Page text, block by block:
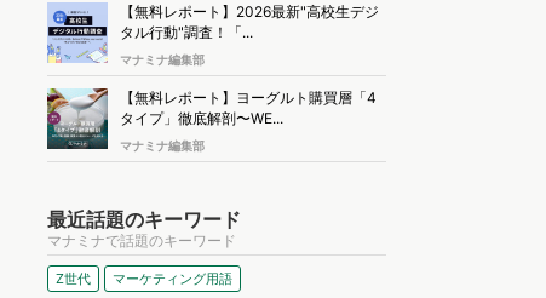
【無料レポート】2026最新"高校生デジ
タル行動"調査！「...
マナミナ編集部
【無料レポート】ヨーグルト購買層「4
タイプ」徹底解剖〜WE...
マナミナ編集部
最近話題のキーワード
マナミナで話題のキーワード
Z世代 マーケティング用語